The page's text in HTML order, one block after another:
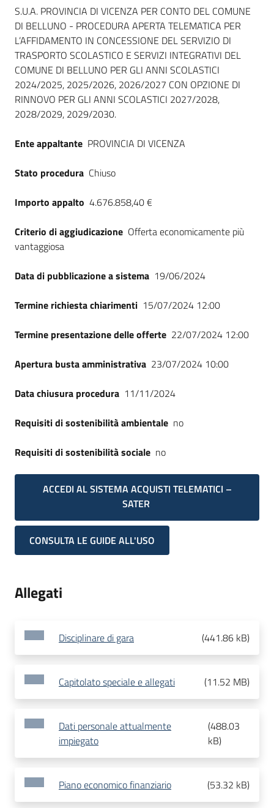
su
Dati del bando
S.U.A. PROVINCIA DI VICENZA PER CONTO DEL COMUNE
DI BELLUNO - PROCEDURA APERTA TELEMATICA PER
L’AFFIDAMENTO IN CONCESSIONE DEL SERVIZIO DI
TRASPORTO SCOLASTICO E SERVIZI INTEGRATIVI DEL
COMUNE DI BELLUNO PER GLI ANNI SCOLASTICI
2024/2025, 2025/2026, 2026/2027 CON OPZIONE DI
RINNOVO PER GLI ANNI SCOLASTICI 2027/2028,
2028/2029, 2029/2030.
Ente appaltante PROVINCIA DI VICENZA
Stato procedura Chiuso
Importo appalto 4.676.858,40 €
Criterio di aggiudicazione Offerta economicamente più
vantaggiosa
Data di pubblicazione a sistema 19/06/2024
Termine richiesta chiarimenti 15/07/2024 12:00
Termine presentazione delle offerte 22/07/2024 12:00
Apertura busta amministrativa 23/07/2024 10:00
Data chiusura procedura 11/11/2024
Requisiti di sostenibilità ambientale no
Requisiti di sostenibilità sociale no
ACCEDI AL SISTEMA ACQUISTI TELEMATICI –
SATER
CONSULTA LE GUIDE ALL'USO
Allegati
Disciplinare di gara (441.86 kB)
Capitolato speciale e allegati (11.52 MB)
Dati personale attualmente
impiegato
(488.03
kB)
Piano economico finanziario (53.32 kB)